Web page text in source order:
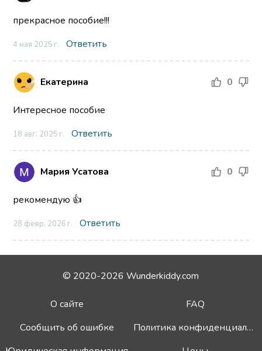
прекрасное пособие!!!
4 мая 2025 г. Ответить
Екатерина 0
Интересное пособие
18 авг. 2025 г. Ответить
Мария Усатова 0
рекомендую 👍
28 февр. 2026 г. Ответить
© 2020-2026 Wunderkiddy.com
О сайте
FAQ
Сообщить об ошибке
Политика конфиденциальности